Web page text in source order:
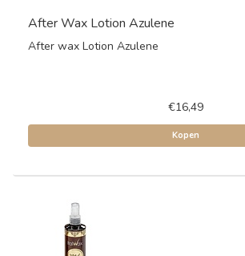
After Wax Lotion Azulene
After wax Lotion Azulene
€16,49
Kopen